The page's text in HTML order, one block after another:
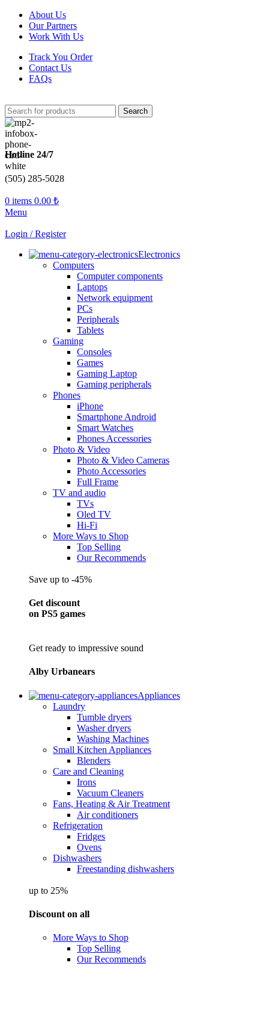
About Us
Our Partners
Work With Us
Track You Order
Contact Us
FAQs
Search
Hotline 24/7
(505) 285-5028
0 items 0.00 ₺
Menu
Login / Register
Electronics
Computers
Computer components
Laptops
Network equipment
PCs
Peripherals
Tablets
Gaming
Consoles
Games
Gaming Laptop
Gaming peripherals
Phones
iPhone
Smartphone Android
Smart Watches
Phones Accessories
Photo & Video
Photo & Video Cameras
Photo Accessories
Full Frame
TV and audio
TVs
Oled TV
Hi-Fi
More Ways to Shop
Top Selling
Our Recommends
Save up to -45%
Get discount
on PS5 games
Get ready to impressive sound
Alby Urbanears
Appliances
Laundry
Tumble dryers
Washer dryers
Washing Machines
Small Kitchen Appliances
Blenders
Care and Cleaning
Irons
Vacuum Cleaners
Fans, Heating & Air Treatment
Air conditioners
Refrigeration
Fridges
Ovens
Dishwashers
Freestanding dishwashers
up to 25%
Discount on all
More Ways to Shop
Top Selling
Our Recommends